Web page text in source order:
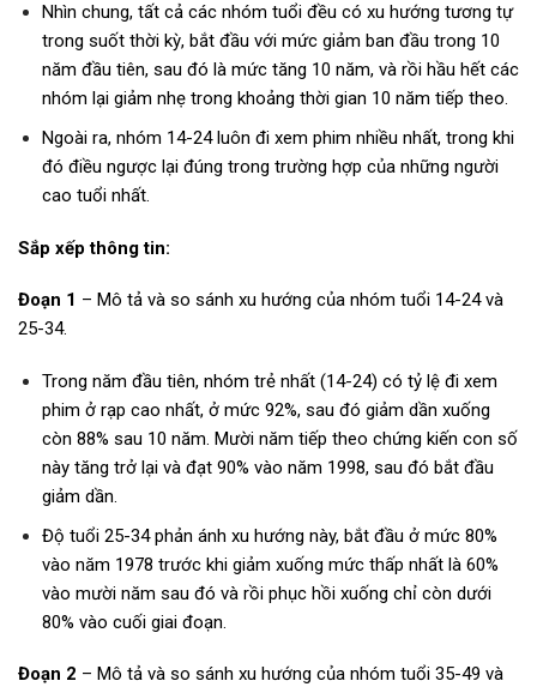
Nhìn chung, tất cả các nhóm tuổi đều có xu hướng tương tự
trong suốt thời kỳ, bắt đầu với mức giảm ban đầu trong 10
năm đầu tiên, sau đó là mức tăng 10 năm, và rồi hầu hết các
nhóm lại giảm nhẹ trong khoảng thời gian 10 năm tiếp theo.
Ngoài ra, nhóm 14-24 luôn đi xem phim nhiều nhất, trong khi
đó điều ngược lại đúng trong trường hợp của những người
cao tuổi nhất.
Sắp xếp thông tin:
Đoạn 1 – Mô tả và so sánh xu hướng của nhóm tuổi 14-24 và
25-34.
Trong năm đầu tiên, nhóm trẻ nhất (14-24) có tỷ lệ đi xem
phim ở rạp cao nhất, ở mức 92%, sau đó giảm dần xuống
còn 88% sau 10 năm. Mười năm tiếp theo chứng kiến con số
này tăng trở lại và đạt 90% vào năm 1998, sau đó bắt đầu
giảm dần.
Độ tuổi 25-34 phản ánh xu hướng này, bắt đầu ở mức 80%
vào năm 1978 trước khi giảm xuống mức thấp nhất là 60%
vào mười năm sau đó và rồi phục hồi xuống chỉ còn dưới
80% vào cuối giai đoạn.
Đoạn 2 – Mô tả và so sánh xu hướng của nhóm tuổi 35-49 và